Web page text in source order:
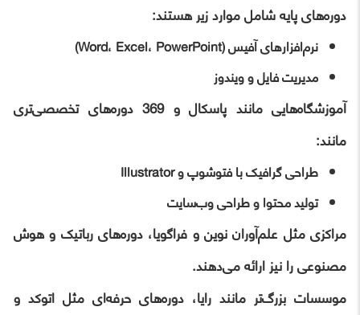
دوره‌های پایه شامل موارد زیر هستند:
نرم‌افزارهای آفیس (Word، Excel، PowerPoint)
مدیریت فایل و ویندوز
آموزشگاه‌هایی مانند پاسکال و 369 دوره‌های تخصصی‌تری
مانند:
طراحی گرافیک با فتوشوپ و Illustrator
تولید محتوا و طراحی وب‌سایت
مراکزی مثل علم‌آوران نوین و فراگویا، دوره‌های رباتیک و هوش
مصنوعی را نیز ارائه می‌دهند.
موسسات بزرگ‌تر مانند رایا، دوره‌های حرفه‌ای مثل اتوکد و